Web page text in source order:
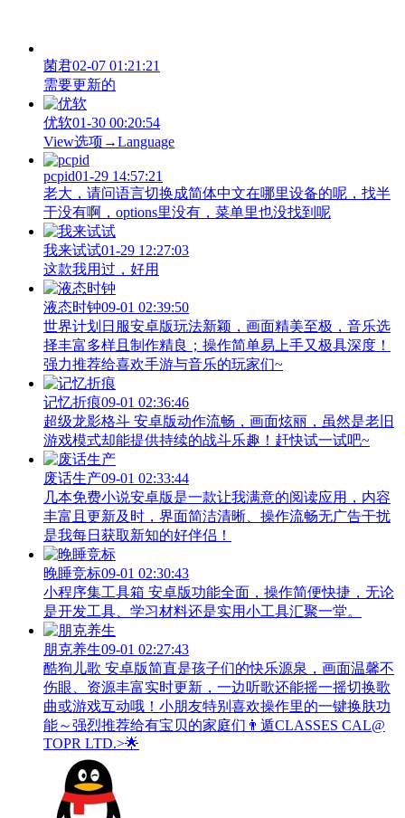
菌君02-07 01:21:21
需要更新的
优软01-30 00:20:54
View‌选项→Language
pcpid01-29 14:57:21
老大，请问语言切换成简体中文在哪里设备的呢，找半
于没有啊，options里没有，菜单里也没找到呢
我来试试01-29 12:27:03
这款我用过，好用
液态时钟09-01 02:39:50
世界计划日服安卓版玩法新颖，画面精美至极，音乐选
择丰富多样且制作精良；操作简单易上手又极具深度！
强力推荐给喜欢手游与音乐的玩家们~
记忆折痕09-01 02:36:46
超级龙影格斗 安卓版动作流畅，画面炫丽，虽然是老旧
游戏模式却能提供持续的战斗乐趣！赶快试一试吧~
废话生产09-01 02:33:44
几本免费小说安卓版是一款让我满意的阅读应用，内容
丰富且更新及时，界面简洁清晰、操作流畅无广告干扰
是我每日获取新知的好伴侣！
晚睡竞标09-01 02:30:43
小程序集工具箱 安卓版功能全面，操作简便快捷，无论
是开发工具、学习材料还是实用小工具汇聚一堂。
朋克养生09-01 02:27:43
酷狗儿歌 安卓版简直是孩子们的快乐源泉，画面温馨不
伤眼、资源丰富实时更新，一边听歌还能摇一摇切换歌
曲或游戏互动哦！小朋友特别喜欢操作里的一键换肤功
能～强烈推荐给有宝贝的家庭们👨‍遁️CLASSES CAL@
TOPR LTD.>🌟